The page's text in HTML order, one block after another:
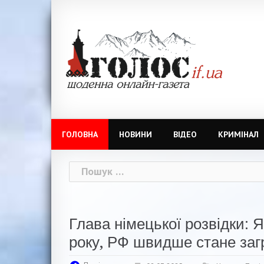
ГОЛОВНА НОВИНИ ВІДЕО КРИМІНАЛ
Пошук:
Глава німецької розвідки:
року, РФ швидше стане